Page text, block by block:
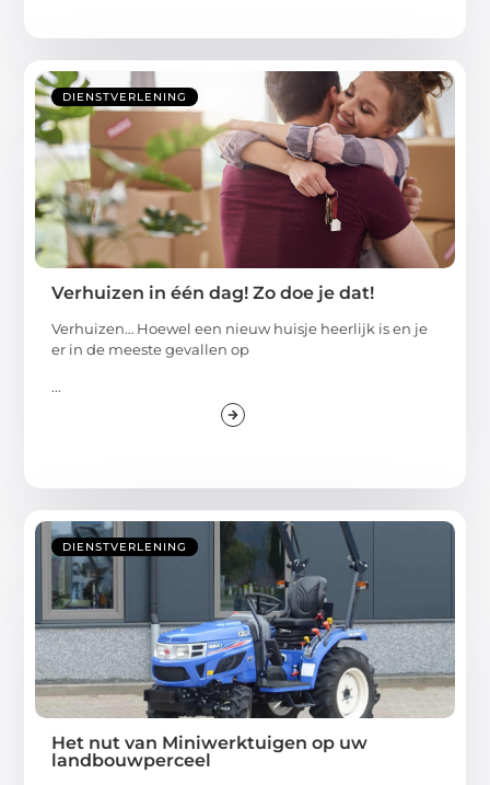
DIENSTVERLENING
Verhuizen in één dag! Zo doe je dat!
Verhuizen… Hoewel een nieuw huisje heerlijk is en je
er in de meeste gevallen op
...
DIENSTVERLENING
Het nut van Miniwerktuigen op uw
landbouwperceel